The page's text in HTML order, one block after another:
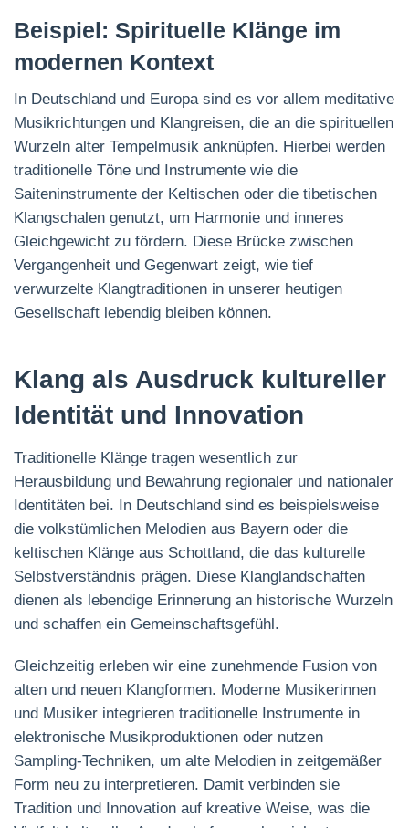
Beispiel: Spirituelle Klänge im
modernen Kontext
In Deutschland und Europa sind es vor allem meditative
Musikrichtungen und Klangreisen, die an die spirituellen
Wurzeln alter Tempelmusik anknüpfen. Hierbei werden
traditionelle Töne und Instrumente wie die
Saiteninstrumente der Keltischen oder die tibetischen
Klangschalen genutzt, um Harmonie und inneres
Gleichgewicht zu fördern. Diese Brücke zwischen
Vergangenheit und Gegenwart zeigt, wie tief
verwurzelte Klangtraditionen in unserer heutigen
Gesellschaft lebendig bleiben können.
Klang als Ausdruck kultureller
Identität und Innovation
Traditionelle Klänge tragen wesentlich zur
Herausbildung und Bewahrung regionaler und nationaler
Identitäten bei. In Deutschland sind es beispielsweise
die volkstümlichen Melodien aus Bayern oder die
keltischen Klänge aus Schottland, die das kulturelle
Selbstverständnis prägen. Diese Klanglandschaften
dienen als lebendige Erinnerung an historische Wurzeln
und schaffen ein Gemeinschaftsgefühl.
Gleichzeitig erleben wir eine zunehmende Fusion von
alten und neuen Klangformen. Moderne Musikerinnen
und Musiker integrieren traditionelle Instrumente in
elektronische Musikproduktionen oder nutzen
Sampling-Techniken, um alte Melodien in zeitgemäßer
Form neu zu interpretieren. Damit verbinden sie
Tradition und Innovation auf kreative Weise, was die